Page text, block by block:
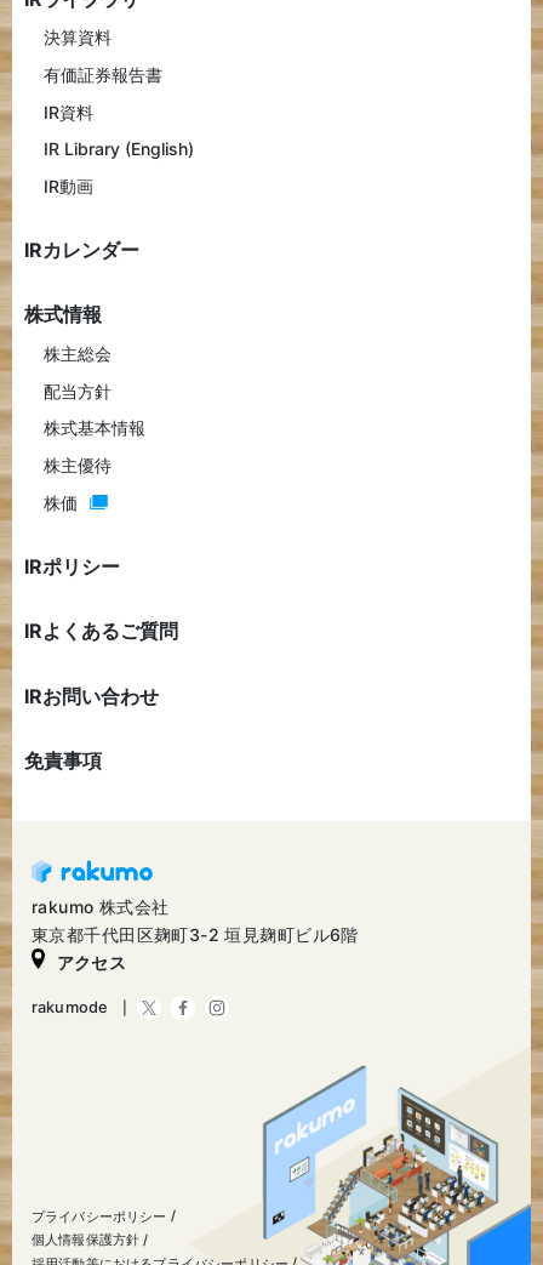
決算資料
有価証券報告書
IR資料
IR Library (English)
IR動画
IRカレンダー
株式情報
株主総会
配当方針
株式基本情報
株主優待
株価
IRポリシー
IRよくあるご質問
IRお問い合わせ
免責事項
rakumo 株式会社
東京都千代田区麹町3-2 垣見麹町ビル6階
アクセス
rakumode
プライバシーポリシー
個人情報保護方針